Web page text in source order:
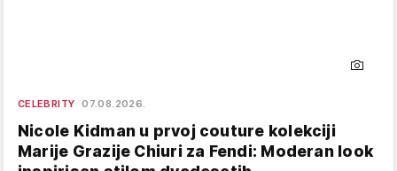
CELEBRITY 07.08.2026.
Nicole Kidman u prvoj couture kolekciji
Marije Grazije Chiuri za Fendi: Moderan look